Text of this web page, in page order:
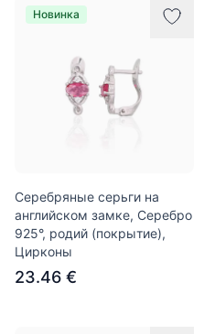
Новинка
Серебряные серьги на
английском замке, Серебро
925°, родий (покрытие),
Цирконы
23.46 €